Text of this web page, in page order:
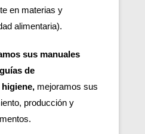
en materias y
alimentaria).
sus manuales
de
mejoramos sus
producción y